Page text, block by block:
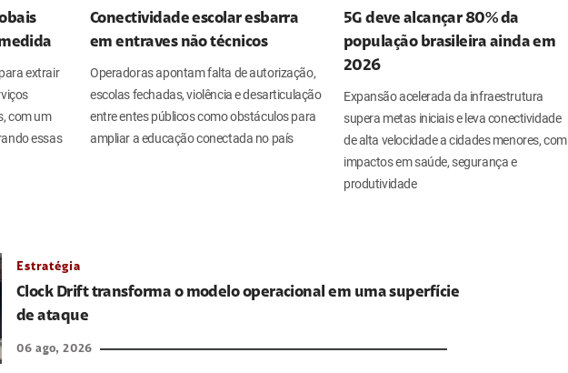
extrair
com um
essas
Conectividade escolar esbarra
em entraves não técnicos
Operadoras apontam falta de autorização,
escolas fechadas, violência e desarticulação
entre entes públicos como obstáculos para
ampliar a educação conectada no país
5G deve alcançar 80% da
população brasileira ainda em
2026
Expansão acelerada da infraestrutura
supera metas iniciais e leva conectividade
de alta velocidade a cidades menores, com
impactos em saúde, segurança e
produtividade
Estratégia
Clock Drift transforma o modelo operacional em uma superfície
de ataque
06 ago, 2026